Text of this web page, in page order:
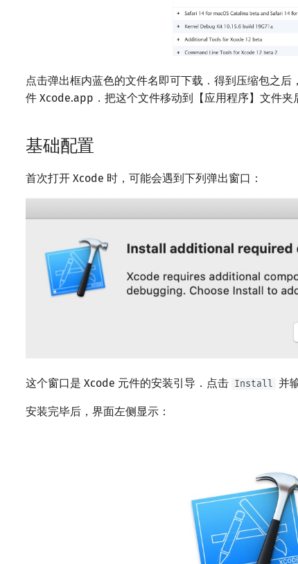
点击弹出框内蓝色的文件名即可下载．得到压缩包之
件 Xcode.app．把这个文件移动到【应用程序】文件夹
基础配置
首次打开 Xcode 时，可能会遇到下列弹出窗口：
这个窗口是 Xcode 元件的安装引导．点击 Install 并
安装完毕后，界面左侧显示：